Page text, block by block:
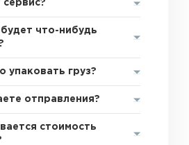
сервис?
что-нибудь
упаковать груз?
отправления?
стоимость